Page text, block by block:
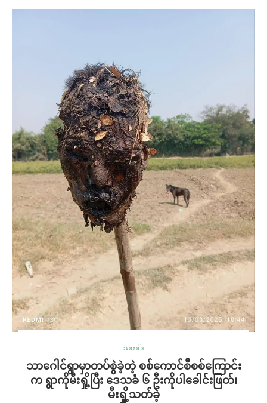
သတင်း
သာဂေါင်ရွာမှာတပ်စွဲခဲ့တဲ့ စစ်ကောင်စီစစ်ကြောင်း
က ရွာကိုမီးရှို့ပြီး ဒေသခံ ၆ ဦးကိုပါခေါင်းဖြတ်၊
မီးရှို့သတ်ခဲ့